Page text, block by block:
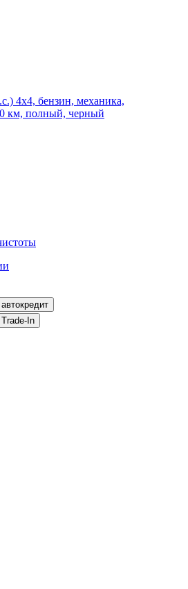
4x4, бензин, механика,
км, полный, черный
на автокредит
на Trade-In